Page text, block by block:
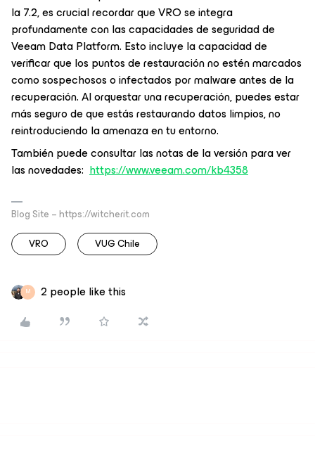
la 7.2, es crucial recordar que VRO se integra
profundamente con las capacidades de seguridad de
Veeam Data Platform. Esto incluye la capacidad de
verificar que los puntos de restauración no estén marcados
como sospechosos o infectados por malware antes de la
recuperación. Al orquestar una recuperación, puedes estar
más seguro de que estás restaurando datos limpios, no
reintroduciendo la amenaza en tu entorno.
También puede consultar las notas de la versión para ver
las novedades: https://www.veeam.com/kb4358
Blog Site – https://witcherit.com
VRO
VUG Chile
M 2 people like this